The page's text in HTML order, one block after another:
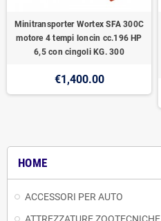
HOME
ACCESSORI PER AUTO
Minitransporter Wortex SFA 300C
motore 4 tempi loncin cc.196 HP
6,5 con cingoli KG. 300
€1,400.00